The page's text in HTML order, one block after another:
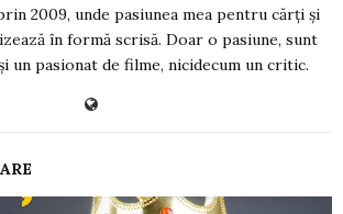
2009, unde pasiunea mea pentru cărți și
în formă scrisă. Doar o pasiune, sunt
un pasionat de filme, nicidecum un critic.